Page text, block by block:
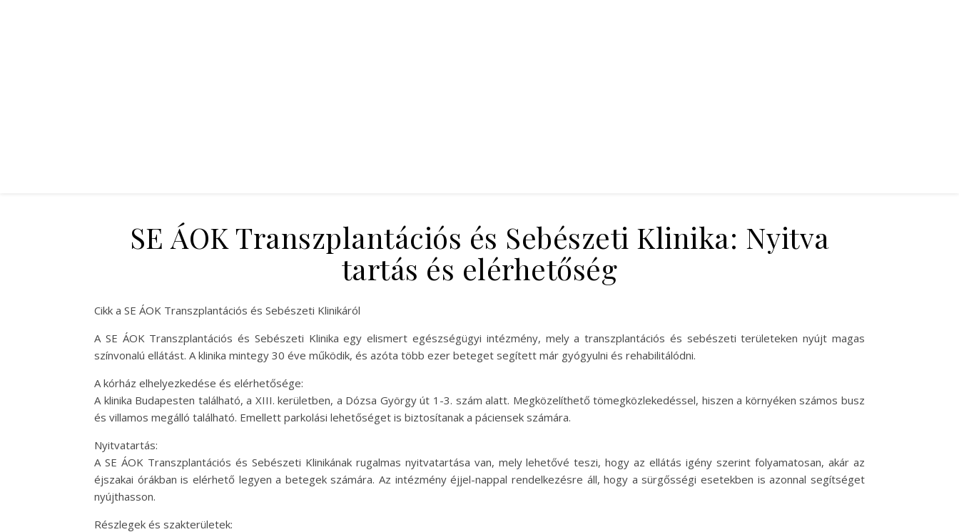
SE ÁOK Transzplantációs és Sebészeti Klinika: Nyitva
tartás és elérhetőség
Cikk a SE ÁOK Transzplantációs és Sebészeti Klinikáról
A SE ÁOK Transzplantációs és Sebészeti Klinika egy elismert egészségügyi intézmény, mely a transzplantációs és sebészeti területeken nyújt magas
színvonalú ellátást. A klinika mintegy 30 éve működik, és azóta több ezer beteget segített már gyógyulni és rehabilitálódni.
A kórház elhelyezkedése és elérhetősége:
A klinika Budapesten található, a XIII. kerületben, a Dózsa György út 1-3. szám alatt. Megközelíthető tömegközlekedéssel, hiszen a környéken számos busz
és villamos megálló található. Emellett parkolási lehetőséget is biztosítanak a páciensek számára.
Nyitvatartás:
A SE ÁOK Transzplantációs és Sebészeti Klinikának rugalmas nyitvatartása van, mely lehetővé teszi, hogy az ellátás igény szerint folyamatosan, akár az
éjszakai órákban is elérhető legyen a betegek számára. Az intézmény éjjel-nappal rendelkezésre áll, hogy a sürgősségi esetekben is azonnal segítséget
nyújthasson.
Részlegek és szakterületek: